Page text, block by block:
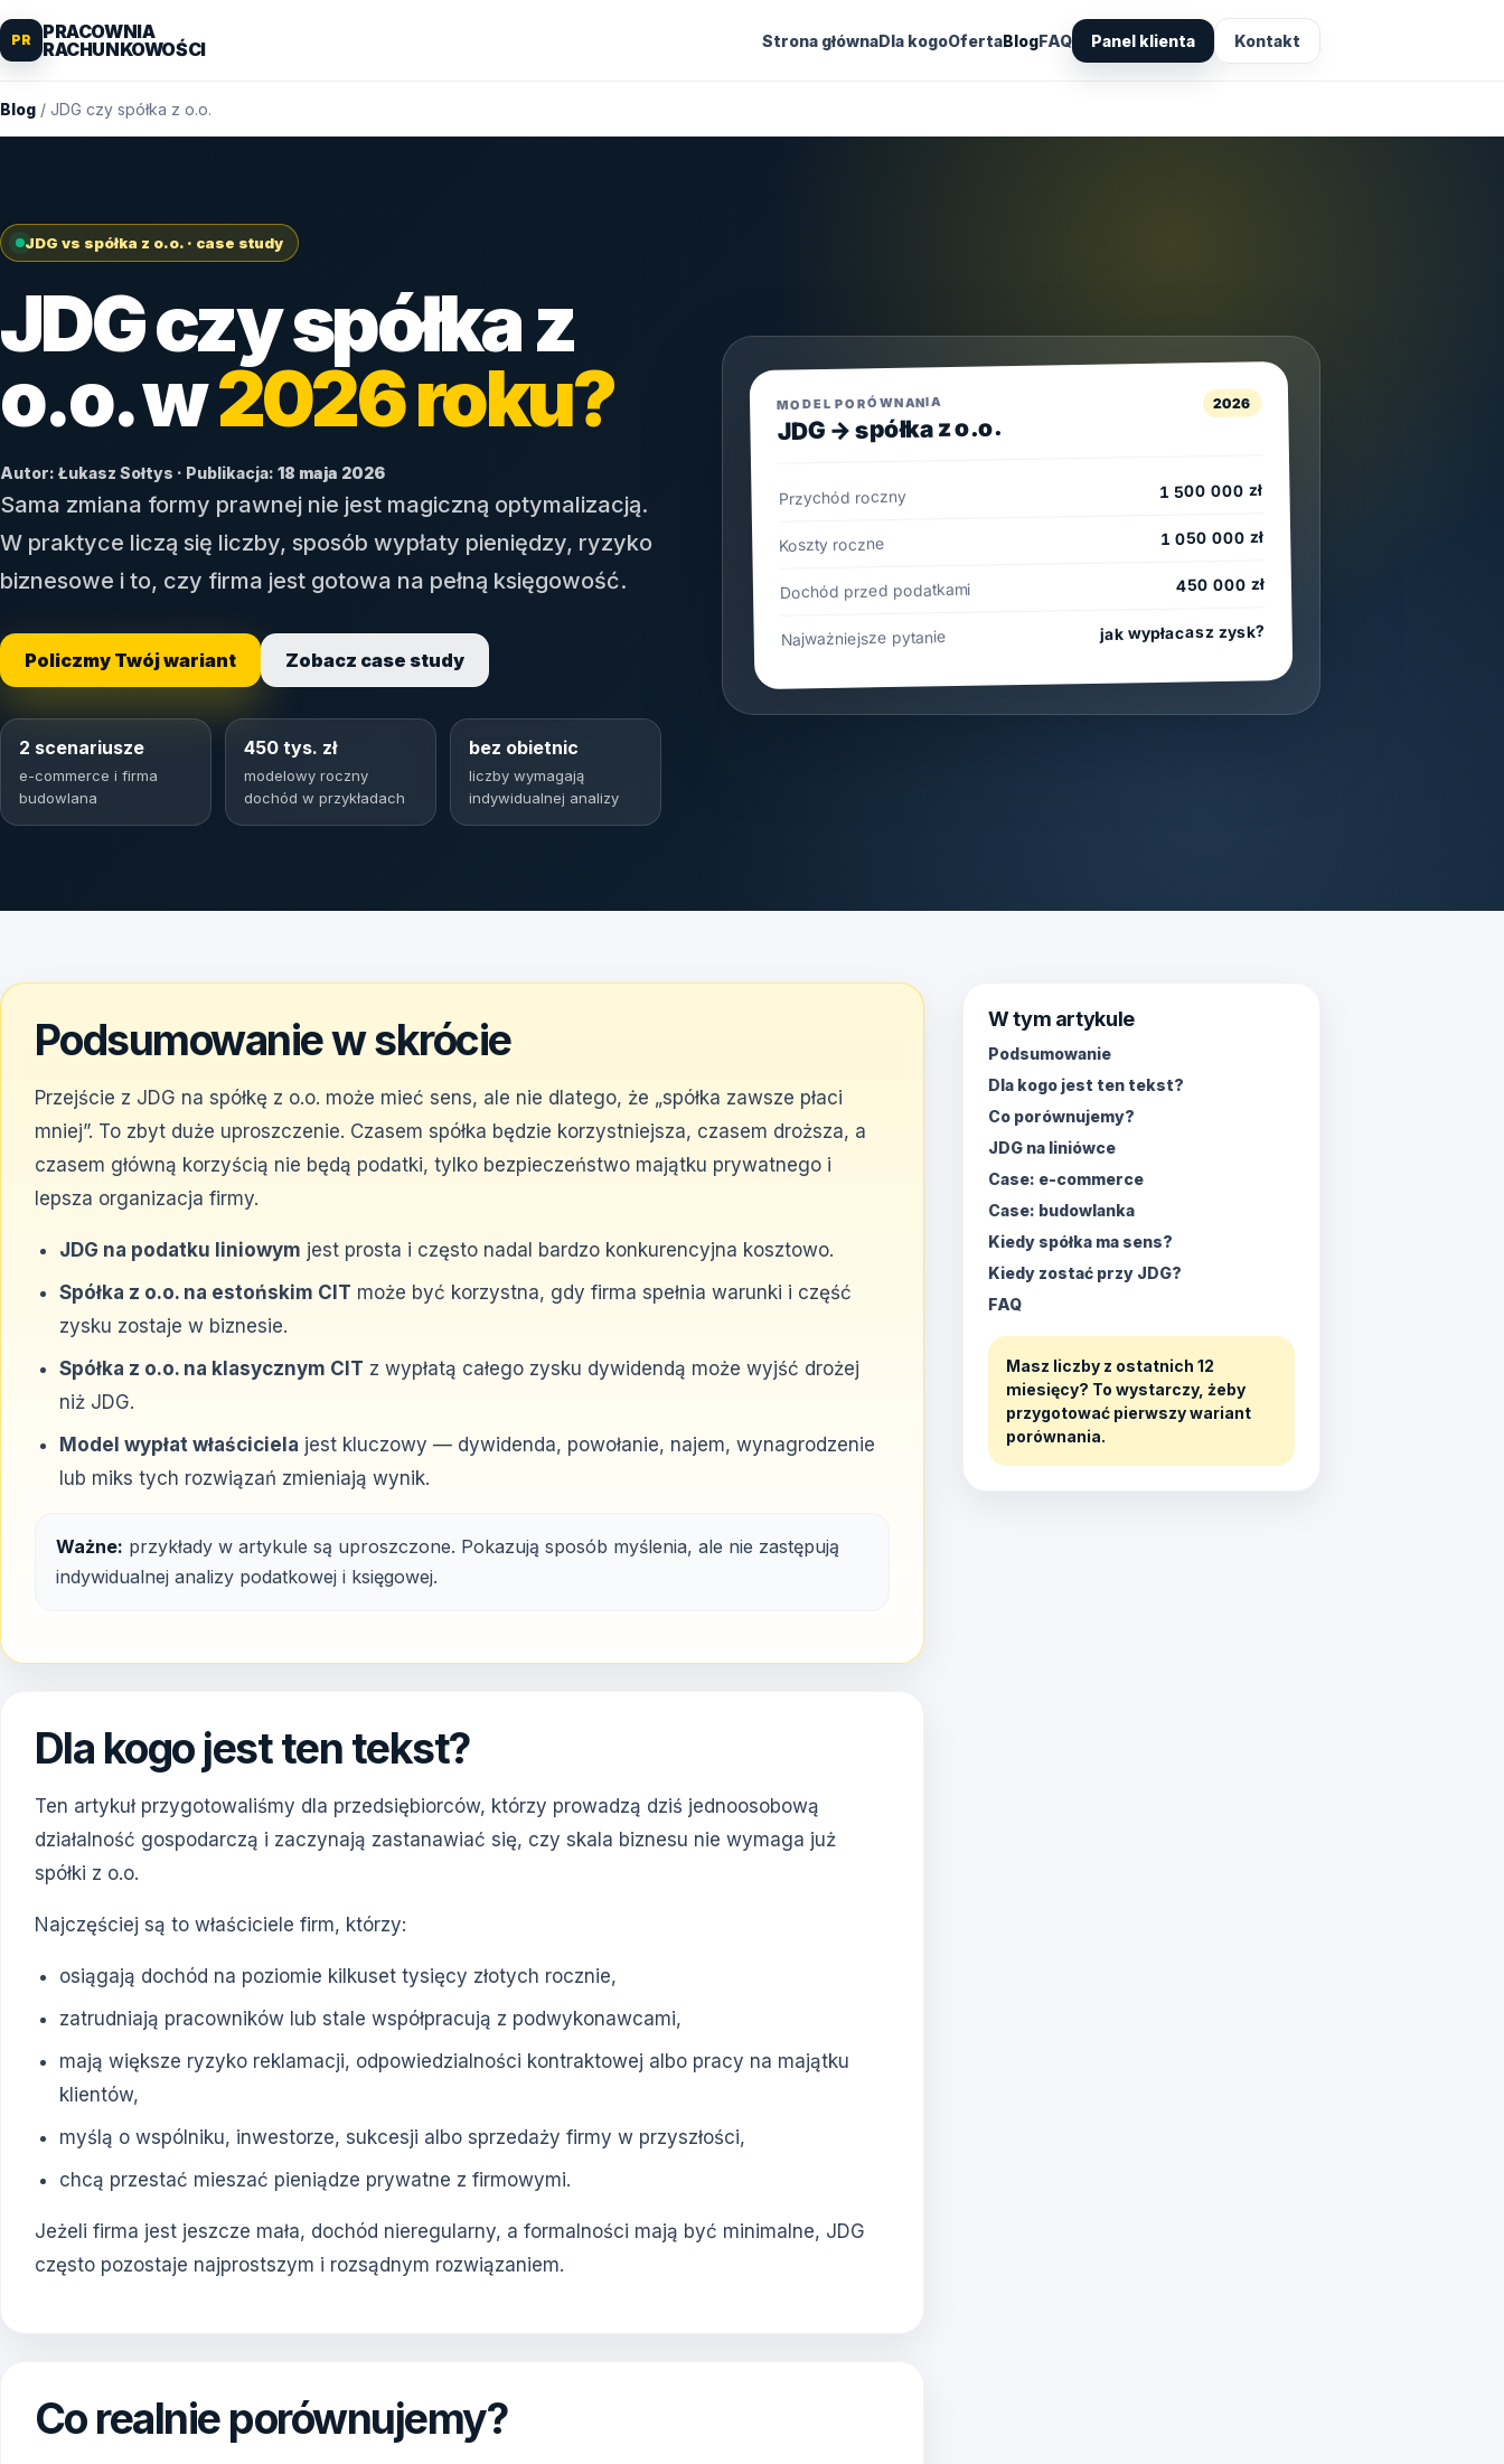
PR
PRACOWNIA
RACHUNKOWOŚCI
Strona głównaDla kogoOfertaBlogFAQ Panel klienta Kontakt
Blog / JDG czy spółka z o.o.
JDG vs spółka z o.o. · case study
JDG czy spółka z
o.o. w2026 roku?
Autor: Łukasz Sołtys · Publikacja: 18 maja 2026
Sama zmiana formy prawnej nie jest magiczną optymalizacją.
W praktyce liczą się liczby, sposób wypłaty pieniędzy, ryzyko
biznesowe i to, czy firma jest gotowa na pełną księgowość.
Policzmy Twój wariant Zobacz case study
2 scenariusze
e-commerce i firma
budowlana
450 tys. zł
modelowy roczny
dochód w przykładach
bez obietnic
liczby wymagają
indywidualnej analizy
MODEL PORÓWNANIA
JDG → spółka z o.o.
2026
Przychód roczny 1 500 000 zł
Koszty roczne 1 050 000 zł
Dochód przed podatkami 450 000 zł
Najważniejsze pytanie jak wypłacasz zysk?
Podsumowanie w skrócie
Przejście z JDG na spółkę z o.o. może mieć sens, ale nie dlatego, że „spółka zawsze płaci
mniej”. To zbyt duże uproszczenie. Czasem spółka będzie korzystniejsza, czasem droższa, a
czasem główną korzyścią nie będą podatki, tylko bezpieczeństwo majątku prywatnego i
lepsza organizacja firmy.
JDG na podatku liniowym jest prosta i często nadal bardzo konkurencyjna kosztowo.
Spółka z o.o. na estońskim CIT może być korzystna, gdy firma spełnia warunki i część
zysku zostaje w biznesie.
Spółka z o.o. na klasycznym CIT z wypłatą całego zysku dywidendą może wyjść drożej
niż JDG.
Model wypłat właściciela jest kluczowy — dywidenda, powołanie, najem, wynagrodzenie
lub miks tych rozwiązań zmieniają wynik.
Ważne: przykłady w artykule są uproszczone. Pokazują sposób myślenia, ale nie zastępują
indywidualnej analizy podatkowej i księgowej.
Dla kogo jest ten tekst?
Ten artykuł przygotowaliśmy dla przedsiębiorców, którzy prowadzą dziś jednoosobową
działalność gospodarczą i zaczynają zastanawiać się, czy skala biznesu nie wymaga już
spółki z o.o.
Najczęściej są to właściciele firm, którzy:
osiągają dochód na poziomie kilkuset tysięcy złotych rocznie,
zatrudniają pracowników lub stale współpracują z podwykonawcami,
mają większe ryzyko reklamacji, odpowiedzialności kontraktowej albo pracy na majątku
klientów,
myślą o wspólniku, inwestorze, sukcesji albo sprzedaży firmy w przyszłości,
chcą przestać mieszać pieniądze prywatne z firmowymi.
Jeżeli firma jest jeszcze mała, dochód nieregularny, a formalności mają być minimalne, JDG
często pozostaje najprostszym i rozsądnym rozwiązaniem.
Co realnie porównujemy?
W tym artykule
Podsumowanie
Dla kogo jest ten tekst?
Co porównujemy?
JDG na liniówce
Case: e-commerce
Case: budowlanka
Kiedy spółka ma sens?
Kiedy zostać przy JDG?
FAQ
Masz liczby z ostatnich 12
miesięcy? To wystarczy, żeby
przygotować pierwszy wariant
porównania.